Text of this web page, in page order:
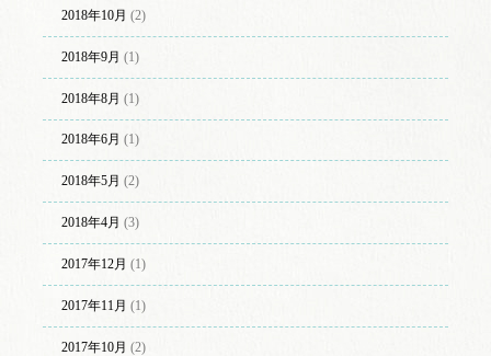
2018年10月 (2)
2018年9月 (1)
2018年8月 (1)
2018年6月 (1)
2018年5月 (2)
2018年4月 (3)
2017年12月 (1)
2017年11月 (1)
2017年10月 (2)